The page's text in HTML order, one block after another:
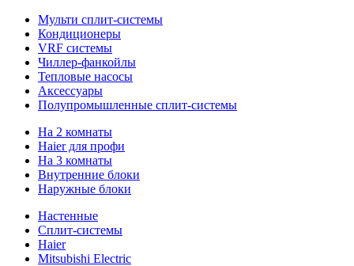
Мульти сплит-системы
Кондиционеры
VRF системы
Чиллер-фанкойлы
Тепловые насосы
Аксессуары
Полупромышленные сплит-системы
На 2 комнаты
Haier для профи
На 3 комнаты
Внутренние блоки
Наружные блоки
Настенные
Сплит-системы
Haier
Mitsubishi Electric